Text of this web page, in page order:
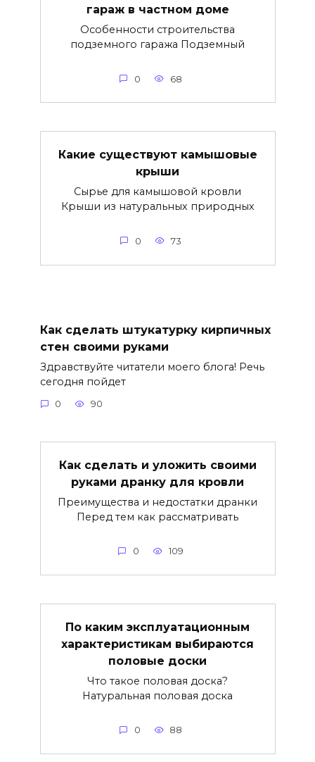
гараж в частном доме
Особенности строительства
подземного гаража Подземный
0 68
Какие существуют камышовые
крыши
Cырье для камышовой кровли
Крыши из натуральных природных
0 73
Как сделать штукатурку кирпичных
стен своими руками
Здравствуйте читатели моего блога! Речь
сегодня пойдет
0 90
Как сделать и уложить своими
руками дранку для кровли
Преимущества и недостатки дранки
Перед тем как рассматривать
0 109
По каким эксплуатационным
характеристикам выбираются
половые доски
Что такое половая доска?
Натуральная половая доска
0 88